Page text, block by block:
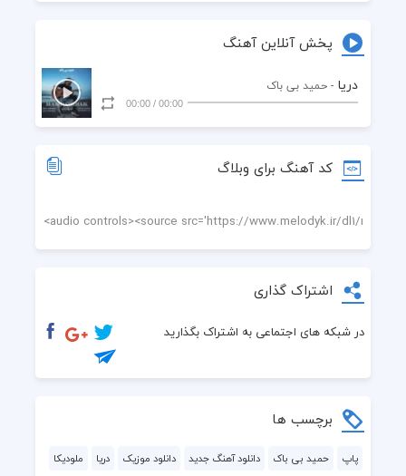
منتظر میمونم تا یه روز  ببینمت شاید منم
عشق من یه روز به دریا زد و رفت
هنوزم نفهمیدم چی شد که اون
منو چرا یاده دریا انداخت
کلی بهونه گرفتم اما
🎶🎸🎶🎵🎶🎸🎶
پخش آنلاین آهنگ
دریا - حمید بی باک
00:00
/
00:00
کد آهنگ برای وبلاگ
اشتراک گذاری
در شبکه های اجتماعی به اشتراک بگذارید
برچسب ها
پاپ حمید بی باک دانلود آهنگ جدید دانلود موزیک دریا ملودیکا